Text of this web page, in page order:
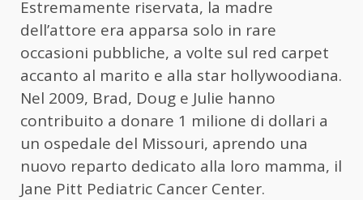
Estremamente riservata, la madre
dell’attore era apparsa solo in rare
occasioni pubbliche, a volte sul red carpet
accanto al marito e alla star hollywoodiana.
Nel 2009, Brad, Doug e Julie hanno
contribuito a donare 1 milione di dollari a
un ospedale del Missouri, aprendo una
nuovo reparto dedicato alla loro mamma, il
Jane Pitt Pediatric Cancer Center.